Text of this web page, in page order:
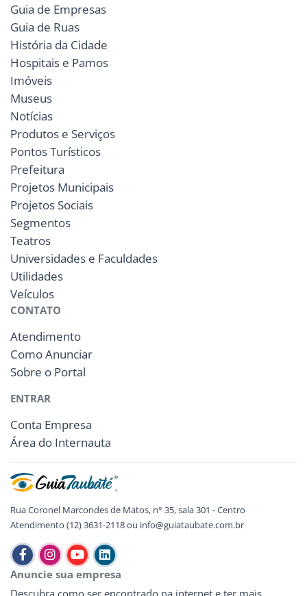
Guia de Empresas
Guia de Ruas
História da Cidade
Hospitais e Pamos
Imóveis
Museus
Notícias
Produtos e Serviços
Pontos Turísticos
Prefeitura
Projetos Municipais
Projetos Sociais
Segmentos
Teatros
Universidades e Faculdades
Utilidades
Veículos
CONTATO
Atendimento
Como Anunciar
Sobre o Portal
ENTRAR
Conta Empresa
Área do Internauta
Rua Coronel Marcondes de Matos, n° 35, sala 301 - Centro
Atendimento (12) 3631-2118 ou info@guiataubate.com.br
Anuncie sua empresa
Descubra como ser encontrado na internet e ter mais